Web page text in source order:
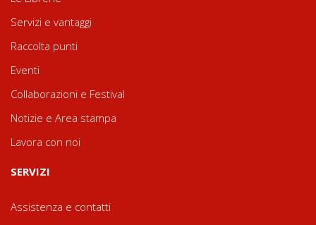
Servizi e vantaggi
Raccolta punti
Eventi
Collaborazioni e Festival
Notizie e Area stampa
Lavora con noi
SERVIZI
Assistenza e contatti